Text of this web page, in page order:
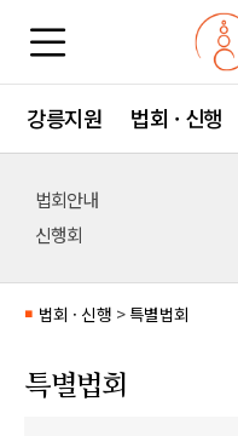
강릉지원 법회 · 신행
법회안내
신행회
■ 법회 · 신행 > 특별법회
특별법회